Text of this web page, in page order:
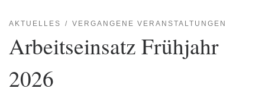
AKTUELLES VERGANGENE VERANSTALTUNGEN
Arbeitseinsatz Frühjahr
2026